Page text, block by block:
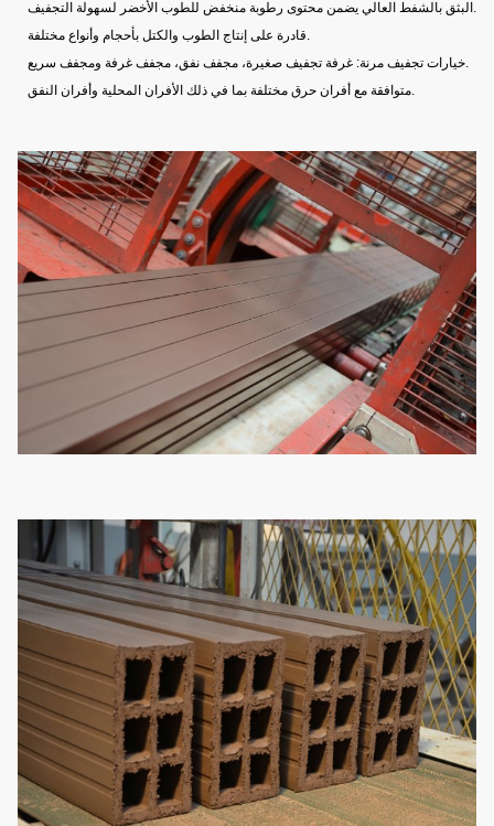
البثق بالشفط العالي يضمن محتوى رطوبة منخفض للطوب الأخضر لسهولة التجفيف.
قادرة على إنتاج الطوب والكتل بأحجام وأنواع مختلفة.
خيارات تجفيف مرنة: غرفة تجفيف صغيرة، مجفف نفق، مجفف غرفة ومجفف سريع.
متوافقة مع أفران حرق مختلفة بما في ذلك الأفران المحلية وأفران النفق.